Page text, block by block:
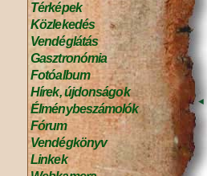
Térképek
Közlekedés
Vendéglátás
Gasztronómia
Fotóalbum
Hírek, újdonságok
Élménybeszámolók
Fórum
Vendégkönyv
Linkek
◄